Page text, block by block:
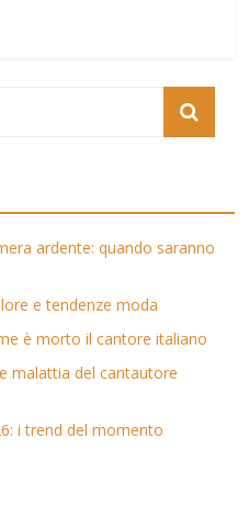
ardente: quando saranno
e tendenze moda
è morto il cantore italiano
malattia del cantautore
i trend del momento